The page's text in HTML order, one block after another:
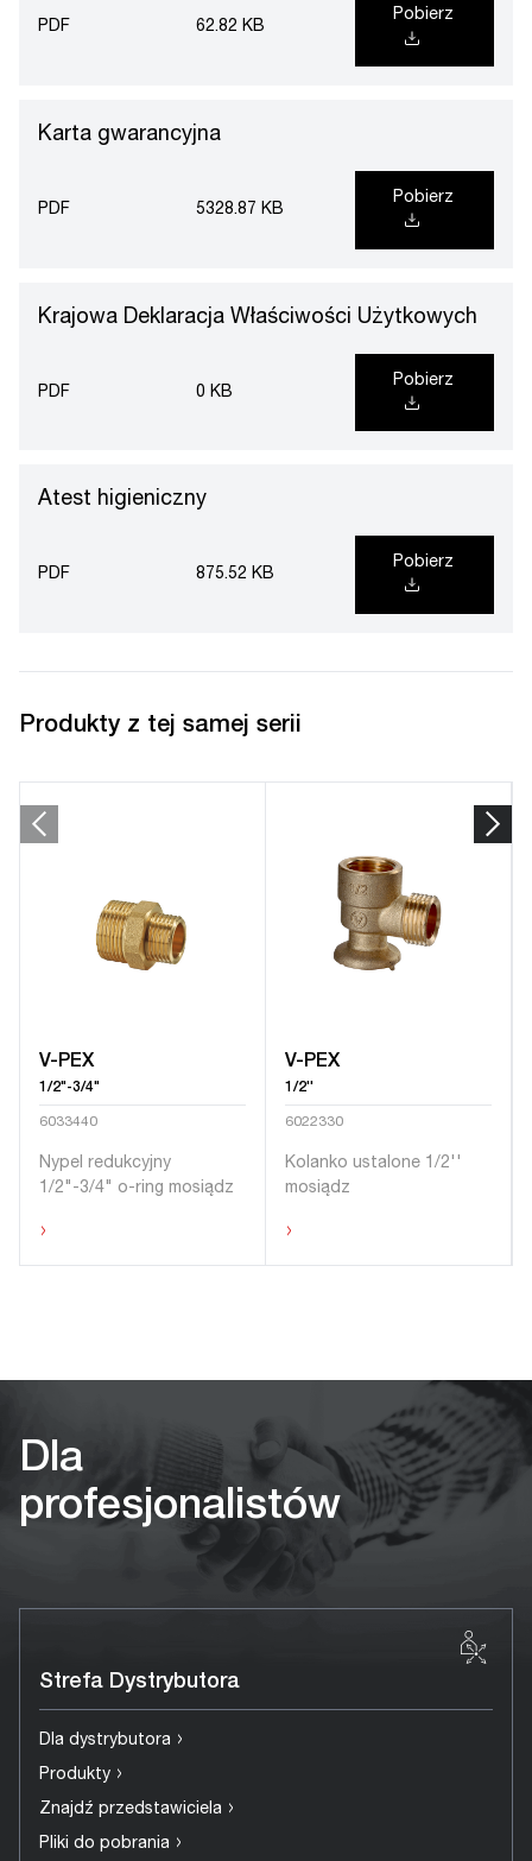
PDF 62.82 KB
Pobierz
Karta gwarancyjna
PDF 5328.87 KB
Pobierz
Krajowa Deklaracja Właściwości Użytkowych
PDF 0 KB
Pobierz
Atest higieniczny
PDF 875.52 KB
Pobierz
Produkty z tej samej serii
V-PEX
1/2"-3/4"
6033440
Nypel redukcyjny
1/2"-3/4" o-ring mosiądz
›
V-PEX
1/2''
6022330
Kolanko ustalone 1/2''
mosiądz
›
Dla
profesjonalistów
Strefa Dystrybutora
Dla dystrybutora ›
Produkty ›
Znajdź przedstawiciela ›
Pliki do pobrania ›